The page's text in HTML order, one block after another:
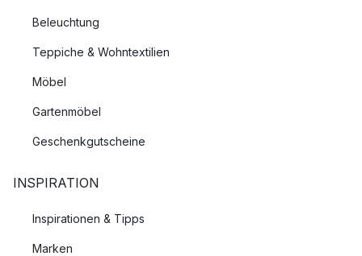
Beleuchtung
Teppiche & Wohntextilien
Möbel
Gartenmöbel
Geschenkgutscheine
INSPIRATION
Inspirationen & Tipps
Marken